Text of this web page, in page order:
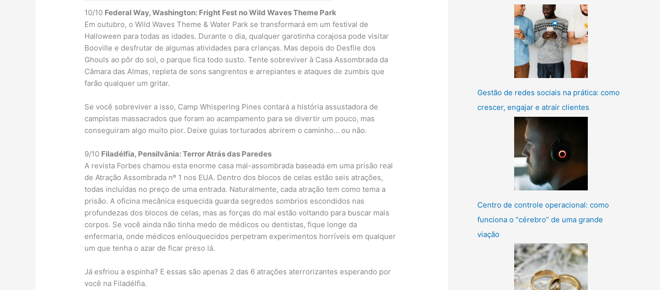
10/10 Federal Way, Washington: Fright Fest no Wild Waves Theme Park
Em outubro, o Wild Waves Theme & Water Park se transformará em um festival de
Halloween para todas as idades. Durante o dia, qualquer garotinha corajosa pode visitar
Booville e desfrutar de algumas atividades para crianças. Mas depois do Desfile dos
Ghouls ao pôr do sol, o parque fica todo susto. Tente sobreviver à Casa Assombrada da
Câmara das Almas, repleta de sons sangrentos e arrepiantes e ataques de zumbis que
farão qualquer um gritar.
Se você sobreviver a isso, Camp Whispering Pines contará a história assustadora de
campistas massacrados que foram ao acampamento para se divertir um pouco, mas
conseguiram algo muito pior. Deixe guias torturados abrirem o caminho… ou não.
9/10 Filadélfia, Pensilvânia: Terror Atrás das Paredes
A revista Forbes chamou esta enorme casa mal-assombrada baseada em uma prisão real
de Atração Assombrada nº 1 nos EUA. Dentro dos blocos de celas estão seis atrações,
todas incluídas no preço de uma entrada. Naturalmente, cada atração tem como tema a
prisão. A oficina mecânica esquecida guarda segredos sombrios escondidos nas
profundezas dos blocos de celas, mas as forças do mal estão voltando para buscar mais
corpos. Se você ainda não tinha medo de médicos ou dentistas, fique longe da
enfermaria, onde médicos enlouquecidos perpetram experimentos horríveis em qualquer
um que tenha o azar de ficar preso lá.
Já esfriou a espinha? E essas são apenas 2 das 6 atrações aterrorizantes esperando por
você na Filadélfia.
Gestão de redes sociais na prática: como
crescer, engajar e atrair clientes
Centro de controle operacional: como
funciona o “cérebro” de uma grande
viação